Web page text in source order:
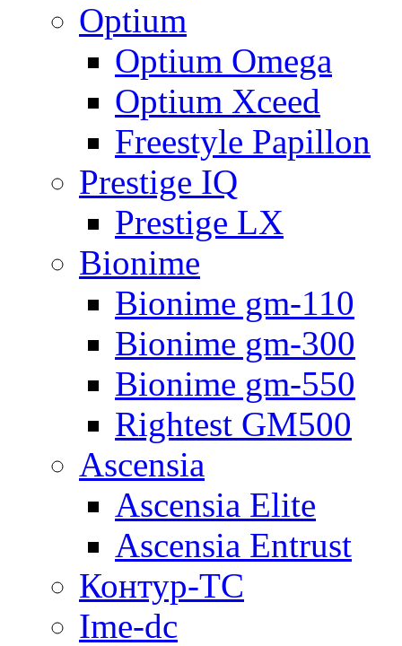
Optium
Optium Omega
Optium Xceed
Freestyle Papillon
Prestige IQ
Prestige LX
Bionime
Bionime gm-110
Bionime gm-300
Bionime gm-550
Rightest GM500
Ascensia
Ascensia Elite
Ascensia Entrust
Контур-ТС
Ime-dc